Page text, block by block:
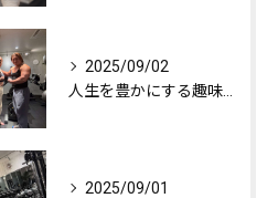
2025/09/02
2025/09/01